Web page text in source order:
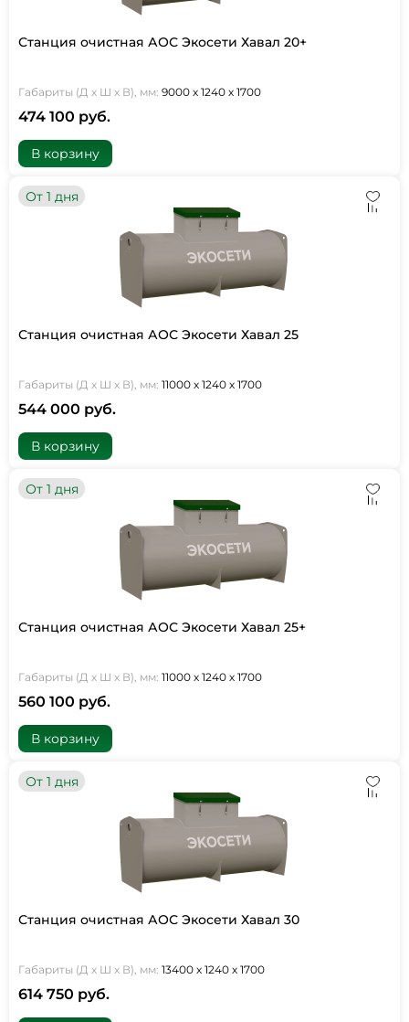
Станция очистная АОС Экосети Хавал 20+
Габариты (Д х Ш х В), мм: 9000 х 1240 х 1700
474 100 руб.
В корзину
От 1 дня
Станция очистная АОС Экосети Хавал 25
Габариты (Д х Ш х В), мм: 11000 х 1240 х 1700
544 000 руб.
В корзину
От 1 дня
Станция очистная АОС Экосети Хавал 25+
Габариты (Д х Ш х В), мм: 11000 х 1240 х 1700
560 100 руб.
В корзину
От 1 дня
Станция очистная АОС Экосети Хавал 30
Габариты (Д х Ш х В), мм: 13400 х 1240 х 1700
614 750 руб.